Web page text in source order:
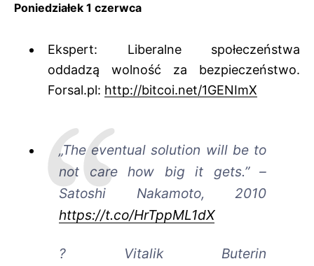
Poniedziałek 1 czerwca
Ekspert: Liberalne społeczeństwa
oddadzą wolność za bezpieczeństwo.
Forsal.pl: http://bitcoi.net/1GENImX
„The eventual solution will be to
not care how big it gets.” –
Satoshi Nakamoto, 2010
https://t.co/HrTppML1dX
? Vitalik Buterin